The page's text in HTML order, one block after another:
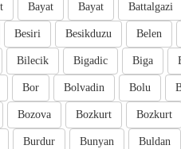
Battalgazi
Bayat
Bayat
Belen
Besikduzu
Besiri
Biga
Bigadic
Bilecik
Bolu
Bolvadin
Bor
Bozkurt
Bozkurt
Bozova
Buldan
Bunyan
Burdur